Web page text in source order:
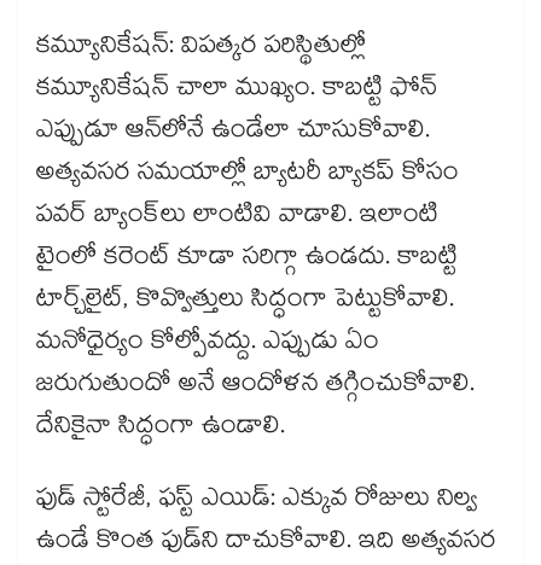
కమ్యూనికేషన్​: విపత్కర పరిస్థితుల్లో
కమ్యూనికేషన్ చాలా ముఖ్యం. కాబట్టి ఫోన్​
ఎప్పుడూ ఆన్​లోనే ఉండేలా చూసుకోవాలి.
అత్యవసర సమయాల్లో బ్యాటరీ బ్యాకప్​ కోసం
పవర్​ బ్యాంక్​లు లాంటివి వాడాలి. ఇలాంటి
టైంలో కరెంట్ కూడా సరిగ్గా ఉండదు. కాబట్టి
టార్చ్​లైట్​, కొవ్వొత్తులు సిద్ధంగా పెట్టుకోవాలి.
మనోధైర్యం కోల్పోవద్దు. ఎప్పుడు ఏం
జరుగుతుందో అనే ఆందోళన తగ్గించుకోవాలి.
దేనికైనా సిద్ధంగా ఉండాలి.
ఫుడ్​ స్టోరేజీ, ఫస్ట్‌‌‌‌ ఎయిడ్​: ఎక్కువ రోజులు నిల్వ
ఉండే కొంత ఫుడ్​ని దాచుకోవాలి. ఇది అత్యవసర